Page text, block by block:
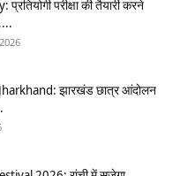
परीक्षा की तैयारी करने
Jharkhand: झारखंड छात्र आंदोलन